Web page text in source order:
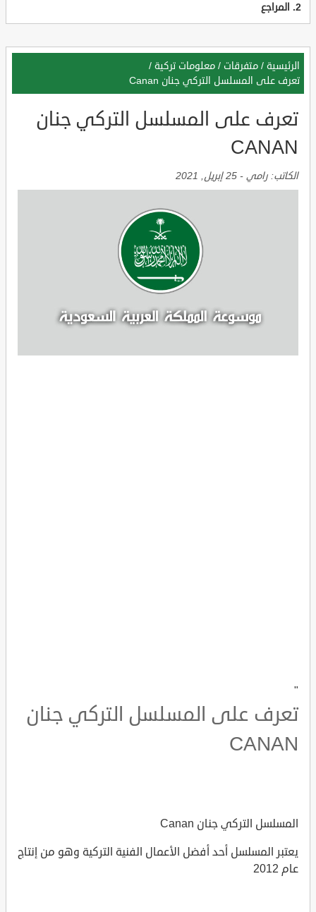
المراجع
الرئيسية / متفرقات / معلومات تركية /
تعرف على المسلسل التركي جنان Canan
تعرف على المسلسل التركي جنان
CANAN
الكاتب: رامي - 25 إبريل, 2021
"
تعرف على المسلسل التركي جنان
CANAN
المسلسل التركي جنان Canan
يعتبر المسلسل أحد أفضل الأعمال الفنية التركية وهو من إنتاج
عام 2012